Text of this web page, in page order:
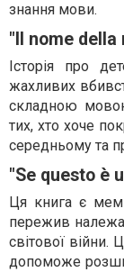
знання мови.
"Il nome della
Історія про
жахливих
складною
тих, хто хоче
середньому та
"Se questo è
Ця книга є
пережив
світової війни.
допоможе